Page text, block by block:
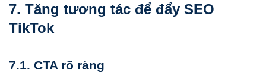
7. Tăng tương tác để đẩy SEO
TikTok
7.1. CTA rõ ràng